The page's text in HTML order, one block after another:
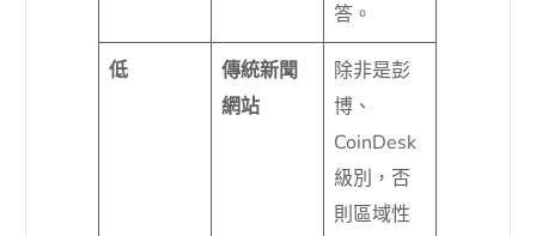
答。
低
傳統新聞
網站
除非是彭
博、
CoinDesk
級別，否
則區域性